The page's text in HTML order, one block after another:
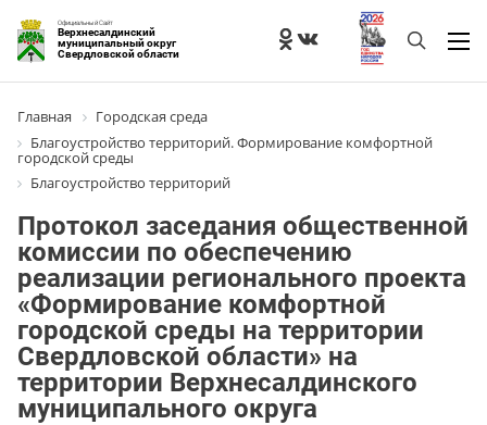
Официальный Сайт
Верхнесалдинский
муниципальный округ
Свердловской области
Главная
Городская среда
Благоустройство территорий. Формирование комфортной
городской среды
Благоустройство территорий
Протокол заседания общественной
комиссии по обеспечению
реализации регионального проекта
«Формирование комфортной
городской среды на территории
Свердловской области» на
территории Верхнесалдинского
муниципального округа